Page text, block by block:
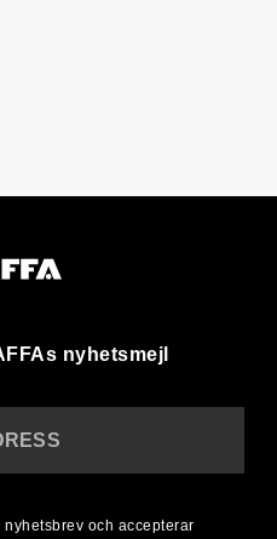
nyhetsmejl
och accepterar